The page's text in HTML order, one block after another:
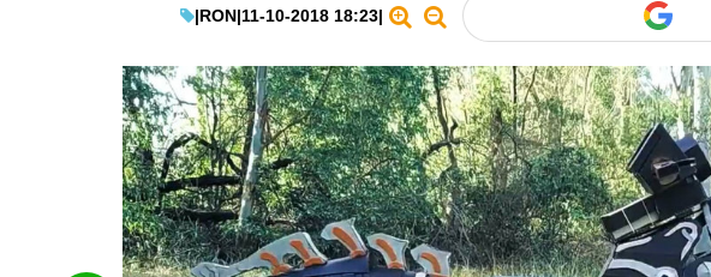
|RON|11-10-2018 18:23|